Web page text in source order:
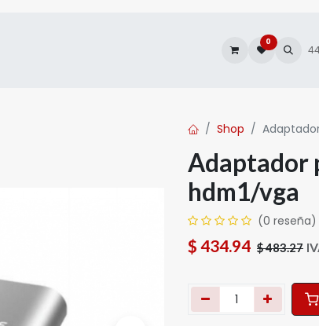
0
Shop
Adaptador
hdm1/vga
(0 reseña)
$ 434.94 $483.27